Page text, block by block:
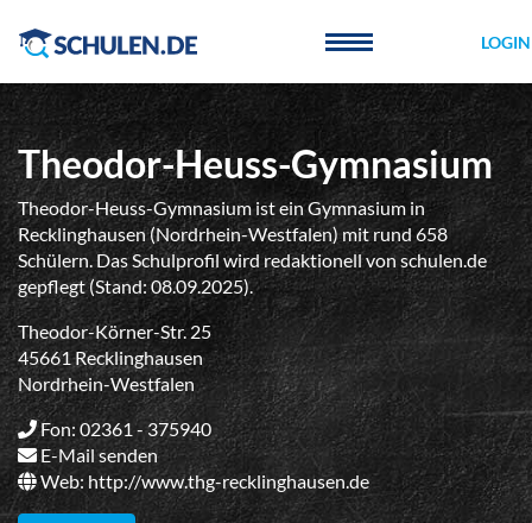
LOGIN
Theodor-Heuss-Gymnasium
Theodor-Heuss-Gymnasium ist ein Gymnasium in
Recklinghausen (Nordrhein-Westfalen) mit rund 658
Schülern. Das Schulprofil wird redaktionell von schulen.de
gepflegt (Stand: 08.09.2025).
Theodor-Körner-Str. 25
45661 Recklinghausen
Nordrhein-Westfalen
Fon: 02361 - 375940
E-Mail senden
Web: http://www.thg-recklinghausen.de